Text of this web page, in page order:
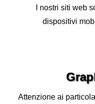
I nostri siti web
dispositivi
Attenzione ai